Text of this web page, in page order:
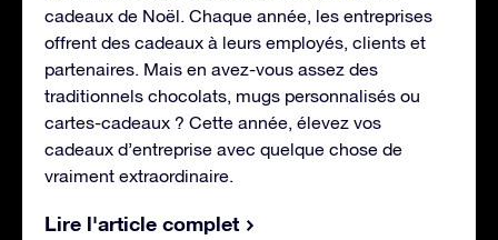
cadeaux de Noël. Chaque année, les entreprises
offrent des cadeaux à leurs employés, clients et
partenaires. Mais en avez-vous assez des
traditionnels chocolats, mugs personnalisés ou
cartes-cadeaux ? Cette année, élevez vos
cadeaux d’entreprise avec quelque chose de
vraiment extraordinaire.
Lire l'article complet